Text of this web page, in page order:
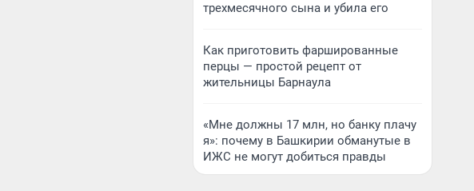
трехмесячного сына и убила его
Как приготовить фаршированные
перцы — простой рецепт от
жительницы Барнаула
«Мне должны 17 млн, но банку плачу
я»: почему в Башкирии обманутые в
ИЖС не могут добиться правды